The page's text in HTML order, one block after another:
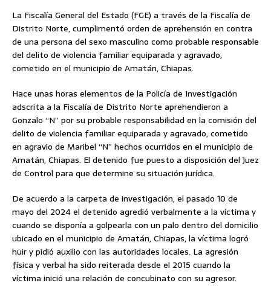
La Fiscalía General del Estado (FGE) a través de la Fiscalía de
Distrito Norte, cumplimentó orden de aprehensión en contra
de una persona del sexo masculino como probable responsable
del delito de violencia familiar equiparada y agravado,
cometido en el municipio de Amatán, Chiapas.
Hace unas horas elementos de la Policía de Investigación
adscrita a la Fiscalía de Distrito Norte aprehendieron a
Gonzalo “N” por su probable responsabilidad en la comisión del
delito de violencia familiar equiparada y agravado, cometido
en agravio de Maribel “N” hechos ocurridos en el municipio de
Amatán, Chiapas. El detenido fue puesto a disposición del Juez
de Control para que determine su situación jurídica.
De acuerdo a la carpeta de investigación, el pasado 10 de
mayo del 2024 el detenido agredió verbalmente a la víctima y
cuando se disponía a golpearla con un palo dentro del domicilio
ubicado en el municipio de Amatán, Chiapas, la víctima logró
huir y pidió auxilio con las autoridades locales. La agresión
física y verbal ha sido reiterada desde el 2015 cuando la
víctima inició una relación de concubinato con su agresor.